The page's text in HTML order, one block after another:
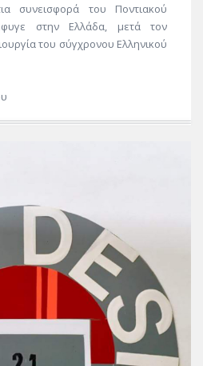
συνεισφορά του Ποντιακού
στην Ελλάδα, μετά τον
του σύγχρονου Ελληνικού